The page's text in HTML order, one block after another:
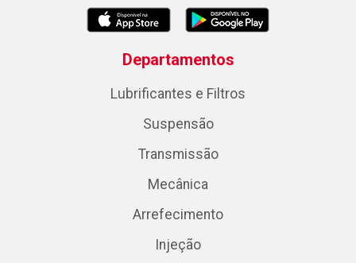
Departamentos
Lubrificantes e Filtros
Suspensão
Transmissão
Mecânica
Arrefecimento
Injeção